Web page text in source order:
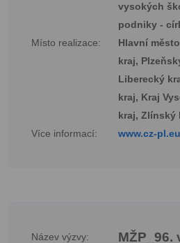
vysokých
podniky -
Místo realizace:
Hlavní
kraj,
Liberecký
kraj, Kraj
kraj, Zlínský
Více informací:
www.cz-pl.eu
Název výzvy:
MŽP_96.